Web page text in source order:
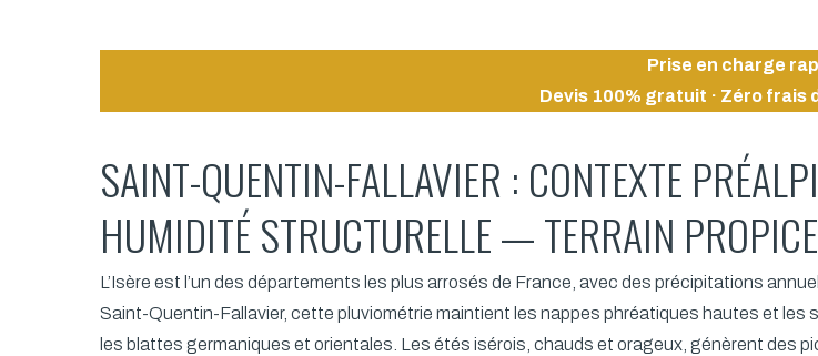
Prise en charge
Devis 100% gratuit · Zéro frais
SAINT-QUENTIN-FALLAVIER : CONTEXTE
HUMIDITÉ STRUCTURELLE — TERRAIN PROPICE
L’Isère est l’un des départements les plus arrosés de France, avec des précipitations
Saint-Quentin-Fallavier, cette pluviométrie maintient les nappes phréatiques hautes et
les blattes germaniques et orientales. Les étés isérois, chauds et orageux, génèrent des